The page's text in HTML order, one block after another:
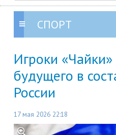
СПОРТ
Игроки
будущего в
России
17 мая 2026 22:18